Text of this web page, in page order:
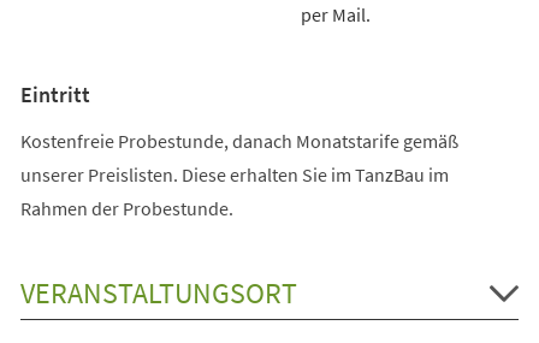
per Mail.
Eintritt
Kostenfreie Probestunde, danach Monatstarife gemäß
unserer Preislisten. Diese erhalten Sie im TanzBau im
Rahmen der Probestunde.
VERANSTALTUNGSORT